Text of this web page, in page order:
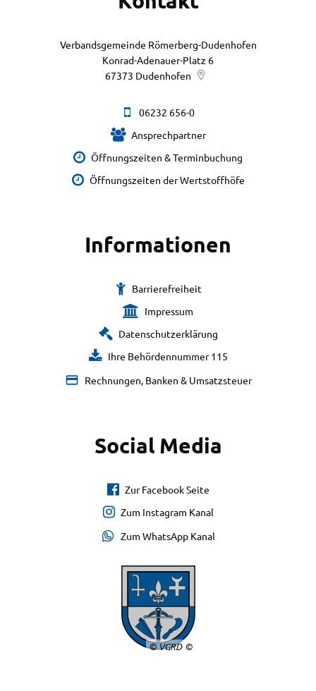
Verbandsgemeinde Römerberg-Dudenhofen
Konrad-Adenauer-Platz 6
67373 Dudenhofen
06232 656-0
Ansprechpartner
Öffnungszeiten & Terminbuchung
Öffnungszeiten der Wertstoffhöfe
Informationen
Barrierefreiheit
Impressum
Datenschutzerklärung
Ihre Behördennummer 115
Rechnungen, Banken & Umsatzsteuer
Social Media
Zur Facebook Seite
Zum Instagram Kanal
Zum WhatsApp Kanal
© VGRD